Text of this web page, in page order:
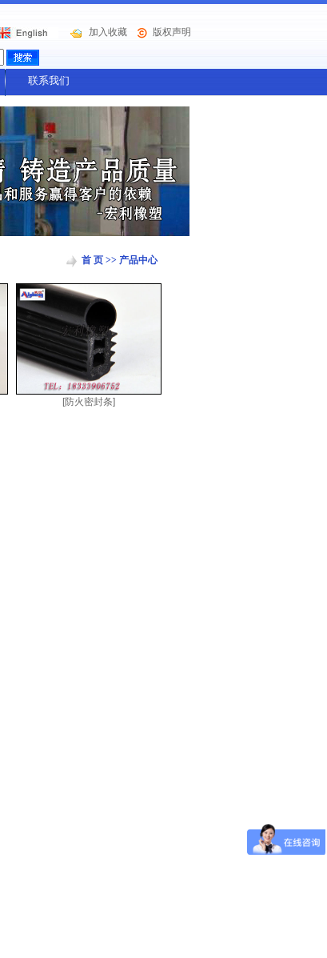
加入收藏 版权声明
联系我们
首 页>> 产品中心
[防火密封条]